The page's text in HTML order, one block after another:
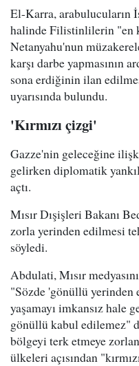
El-Karra, arabulucuların
halinde Filistinlilerin "en
Netanyahu'nun
karşı darbe yapmasının
sona erdiğinin ilan
uyarısında bulundu.
'Kırmızı çizgi'
Gazze'nin geleceğine
gelirken diplomatik
açtı.
Mısır Dışişleri Bakanı
zorla yerinden edilmesi
söyledi.
Abdulati, Mısır
"Sözde 'gönüllü yerinden
yaşamayı imkansız hale
gönüllü kabul edilemez"
bölgeyi terk etmeye
ülkeleri açısından